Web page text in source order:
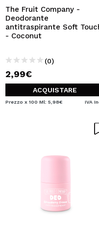
Creando un account su
acquisti velocemente,
consultare le tue
The Fruit Company -
Deodorante
antitraspirante Soft
- Coconut
(0)
2,99€
ACQUISTARE
Prezzo x 100 Ml: 5,98€ IVA